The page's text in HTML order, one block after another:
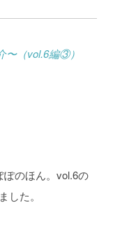
〜（vol.6編③）
ぽのほん。vol.6の
した。